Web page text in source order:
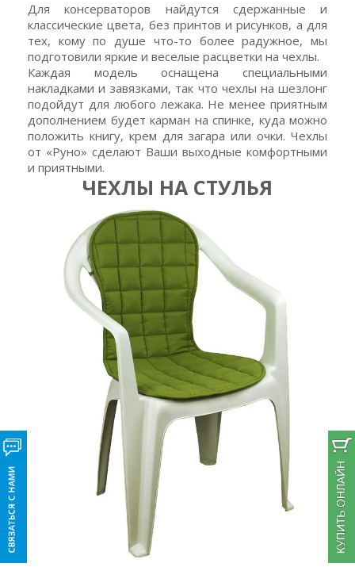
Для консерваторов найдутся сдержанные и
классические цвета, без принтов и рисунков, а для
тех, кому по душе что-то более радужное, мы
подготовили яркие и веселые расцветки на чехлы.
Каждая модель оснащена специальными
накладками и завязками, так что чехлы на шезлонг
подойдут для любого лежака. Не менее приятным
дополнением будет карман на спинке, куда можно
положить книгу, крем для загара или очки. Чехлы
от «Руно» сделают Ваши выходные комфортными
и приятными.
ЧЕХЛЫ НА СТУЛЬЯ